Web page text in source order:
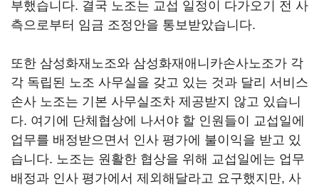
부했습니다. 결국 노조는 교섭 일정이 다가오기 전 사
측으로부터 임금 조정안을 통보받았습니다.
또한 삼성화재노조와 삼성화재애니카손사노조가 각
각 독립된 노조 사무실을 갖고 있는 것과 달리 서비스
손사 노조는 기본 사무실조차 제공받지 않고 있습니
다. 여기에 단체협상에 나서야 할 인원들이 교섭일에
업무를 배정받으면서 인사 평가에 불이익을 받고 있
습니다. 노조는 원활한 협상을 위해 교섭일에는 업무
배정과 인사 평가에서 제외해달라고 요구했지만, 사